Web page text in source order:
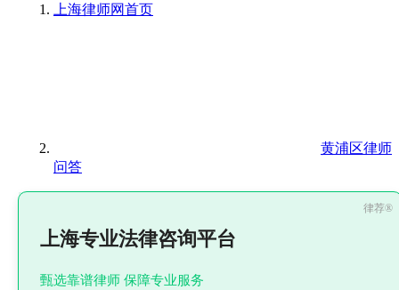
上海律师网首页
黄浦区律师
问答
上海专业法律咨询平台
甄选靠谱律师 保障专业服务